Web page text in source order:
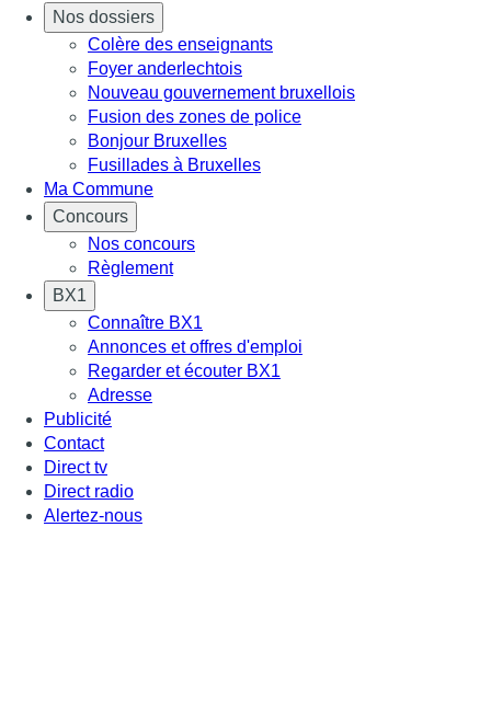
Nos dossiers
Colère des enseignants
Foyer anderlechtois
Nouveau gouvernement bruxellois
Fusion des zones de police
Bonjour Bruxelles
Fusillades à Bruxelles
Ma Commune
Concours
Nos concours
Règlement
BX1
Connaître BX1
Annonces et offres d'emploi
Regarder et écouter BX1
Adresse
Publicité
Contact
Direct tv
Direct radio
Alertez-nous